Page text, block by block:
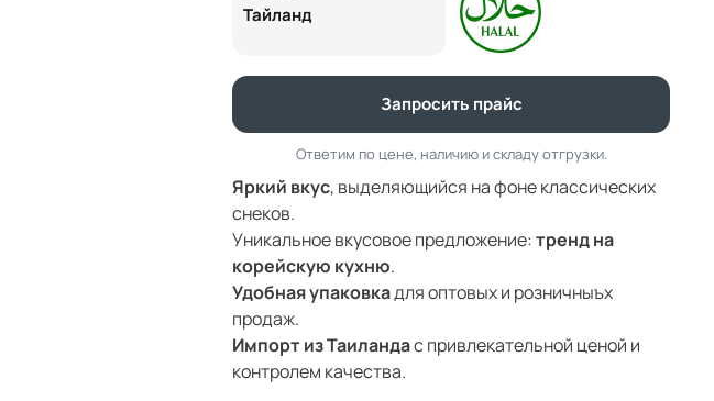
Тайланд
Запросить прайс
Ответим по цене, наличию и складу отгрузки.
Яркий вкус, выделяющийся на фоне классических
снеков.
Уникальное вкусовое предложение:тренд на
корейскую кухню.
Удобная упаковкадля оптовых и розничныъх
продаж.
Импорт из Таиландас привлекательной ценой и
контролем качества.